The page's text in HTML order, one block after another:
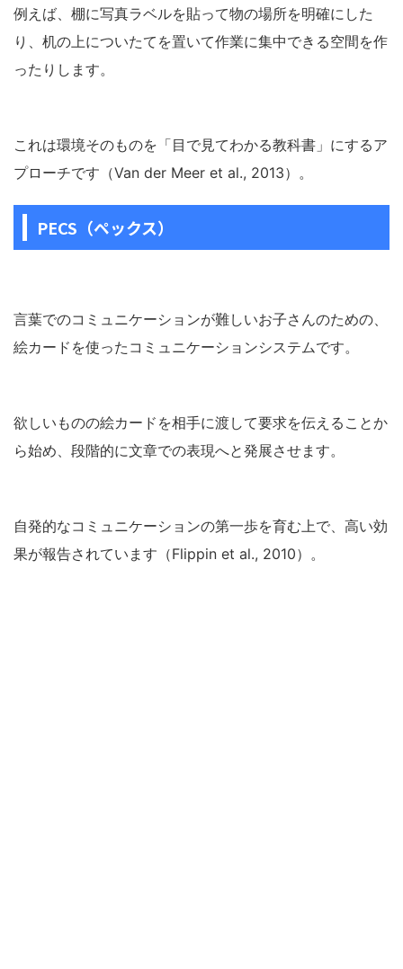
例えば、棚に写真ラベルを貼って物の場所を明確にした
り、机の上についたてを置いて作業に集中できる空間を作
ったりします。
これは環境そのものを「目で見てわかる教科書」にするア
プローチです（Van der Meer et al., 2013）。
PECS（ペックス）
言葉でのコミュニケーションが難しいお子さんのための、
絵カードを使ったコミュニケーションシステムです。
欲しいものの絵カードを相手に渡して要求を伝えることか
ら始め、段階的に文章での表現へと発展させます。
自発的なコミュニケーションの第一歩を育む上で、高い効
果が報告されています（Flippin et al., 2010）。